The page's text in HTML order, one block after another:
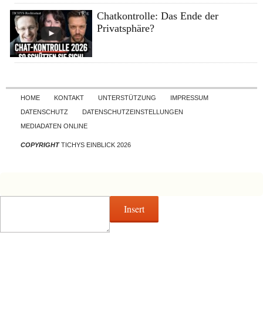
Chatkontrolle: Das Ende der
Privatsphäre?
Skip to content
HOME KONTAKT UNTERSTÜTZUNG
IMPRESSUM
DATENSCHUTZ
DATENSCHUTZEINSTELLUNGEN
MEDIADATEN ONLINE
COPYRIGHTTICHYS EINBLICK 2026
Insert